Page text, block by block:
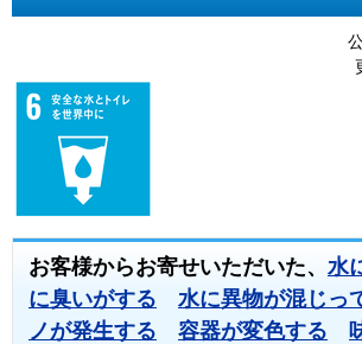
お客様からお寄せいただいた、 水
に臭いがする
水に異物が混じっ
ノが発生する
容器が変色する